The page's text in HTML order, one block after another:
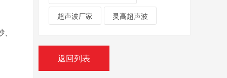
超声波厂家 灵高超声波
返回列表